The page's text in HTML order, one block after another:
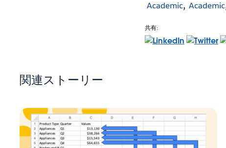
Academic Academic
共有:
関連ストーリー